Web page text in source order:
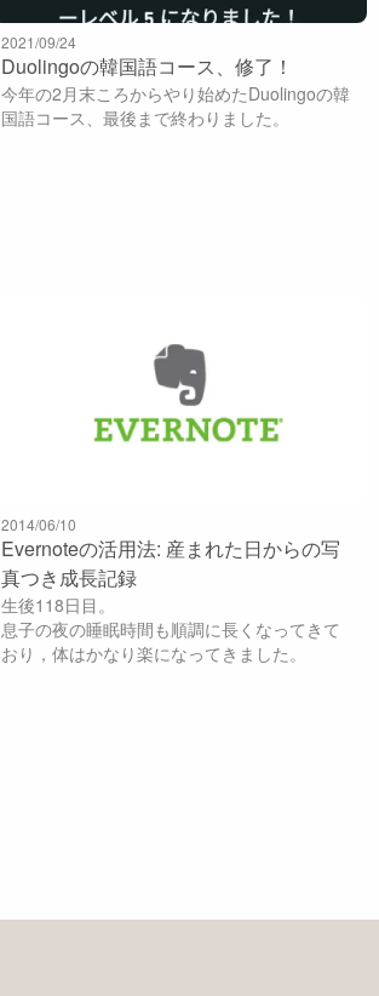
2021/09/24
Duolingoの韓国語コース、修了！
今年の2月末ころからやり始めたDuolingoの韓
国語コース、最後まで終わりました。
2014/06/10
Evernoteの活用法: 産まれた日からの写
真つき成長記録
生後118日目。
息子の夜の睡眠時間も順調に長くなってきて
おり，体はかなり楽になってきました。